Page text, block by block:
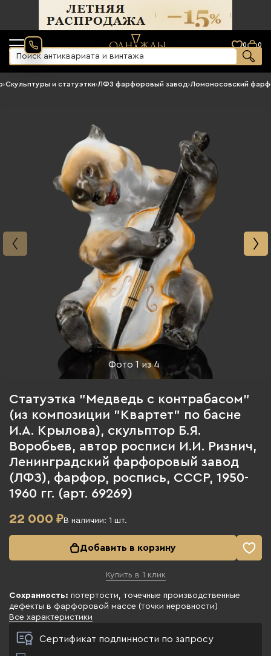
0 0
›Скульптуры и статуэтки›ЛФЗ фарфоровый завод›Ломоносовский
Фото1 из4
Статуэтка "Медведь с контрабасом"
(из композиции "Квартет" по басне
И.А. Крылова), скульптор Б.Я.
Воробьев, автор росписи И.И. Ризнич,
Ленинградский фарфоровый завод
(ЛФЗ), фарфор, роспись, СССР, 1950-
1960 гг. (арт. 69269)
22 000 ₽В наличии: 1 шт.
Добавить в корзину
Купить в 1 клик
Сохранность: потертости, точечные производственные
дефекты в фарфоровой массе (точки неровности)
Все характеристики
Сертификат подлинности по запросу